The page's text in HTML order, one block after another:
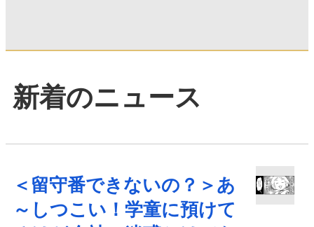
新着のニュース
＜留守番できないの？＞あ
～しつこい！学童に預けて